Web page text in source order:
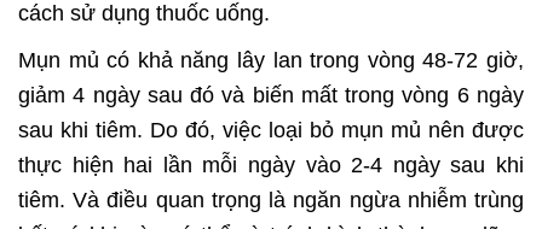
cách sử dụng thuốc uống.
Mụn mủ có khả năng lây lan trong vòng 48-72 giờ,
giảm 4 ngày sau đó và biến mất trong vòng 6 ngày
sau khi tiêm. Do đó, việc loại bỏ mụn mủ nên được
thực hiện hai lần mỗi ngày vào 2-4 ngày sau khi
tiêm. Và điều quan trọng là ngăn ngừa nhiễm trùng